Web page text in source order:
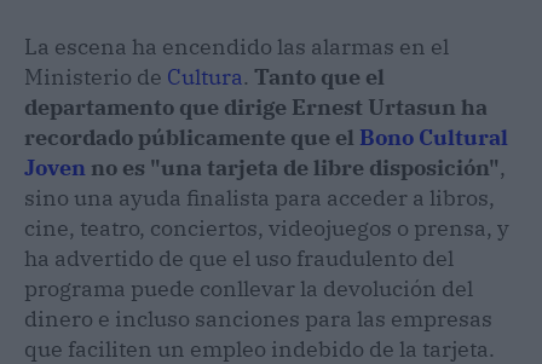
La escena ha encendido las alarmas en el
Ministerio de Cultura. Tanto que el
departamento que dirige Ernest Urtasun ha
recordado públicamente que el Bono Cultural
Joven no es "una tarjeta de libre disposición",
sino una ayuda finalista para acceder a libros,
cine, teatro, conciertos, videojuegos o prensa, y
ha advertido de que el uso fraudulento del
programa puede conllevar la devolución del
dinero e incluso sanciones para las empresas
que faciliten un empleo indebido de la tarjeta.